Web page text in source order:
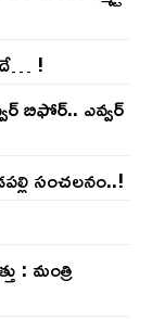
!
బిఫోర్‌.. ఎవ్వ‌ర్
సంచ‌ల‌నం..!
: మంత్రి